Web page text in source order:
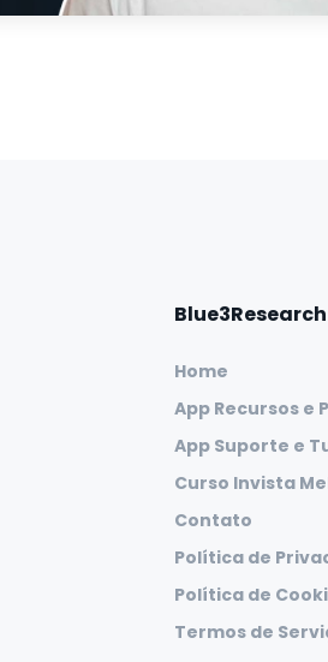
Blue3Research
Home
App Recursos e
App Suporte e
Curso Invista
Contato
Política de
Política de
Termos de